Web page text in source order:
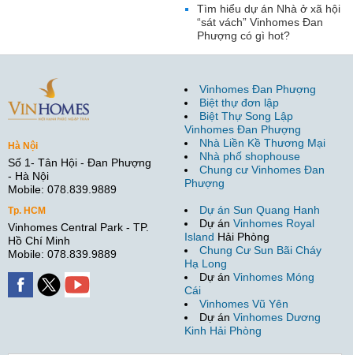
Tìm hiểu dự án Nhà ở xã hội
“sát vách” Vinhomes Đan
Phượng có gì hot?
Hà Nội
Số 1- Tân Hội - Đan Phượng
- Hà Nội
Mobile: 078.839.9889
Tp. HCM
Vinhomes Central Park - TP.
Hồ Chí Minh
Mobile: 078.839.9889
Vinhomes Đan Phượng
Biệt thự đơn lập
Biệt Thự Song Lập
Vinhomes Đan Phượng
Nhà Liền Kề Thương Mại
Nhà phố shophouse
Chung cư Vinhomes Đan
Phượng
Dự án Sun Quang Hanh
Dự án Vinhomes Royal
Island Hải Phòng
Chung Cư Sun Bãi Cháy
Hạ Long
Dự án Vinhomes Móng
Cái
Vinhomes Vũ Yên
Dự án Vinhomes Dương
Kinh Hải Phòng